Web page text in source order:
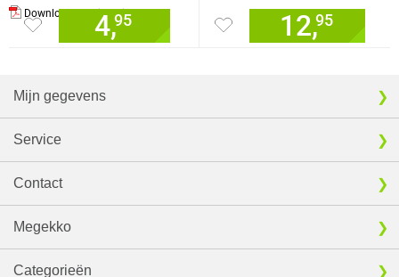
Download specificatie sheet
4,95 12,95
Mijn gegevens
Service
Contact
Megekko
Categorieën